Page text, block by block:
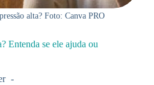
alta? Foto: Canva PRO
Entenda se ele ajuda ou